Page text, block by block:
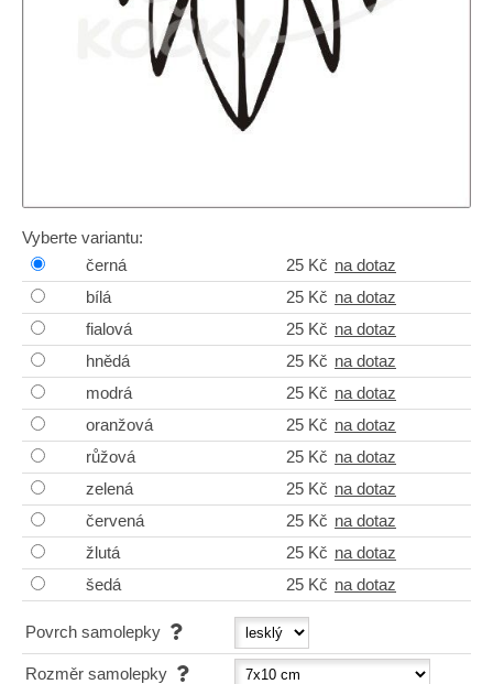
Vyberte variantu:
černá
25 Kč na dotaz
bílá
25 Kč na dotaz
fialová
25 Kč na dotaz
hnědá
25 Kč na dotaz
modrá
25 Kč na dotaz
oranžová
25 Kč na dotaz
růžová
25 Kč na dotaz
zelená
25 Kč na dotaz
červená
25 Kč na dotaz
žlutá
25 Kč na dotaz
šedá
25 Kč na dotaz
Povrch samolepky
Rozměr samolepky